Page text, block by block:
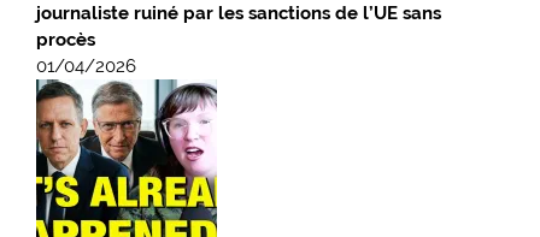
journaliste ruiné par les sanctions de l’UE sans
procès
01/04/2026